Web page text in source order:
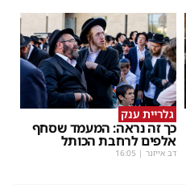
גלריית ענק
כך זה נראה: המעמד שסחף
אלפים לרחבת הכותל
דב אייזנר |
16:05